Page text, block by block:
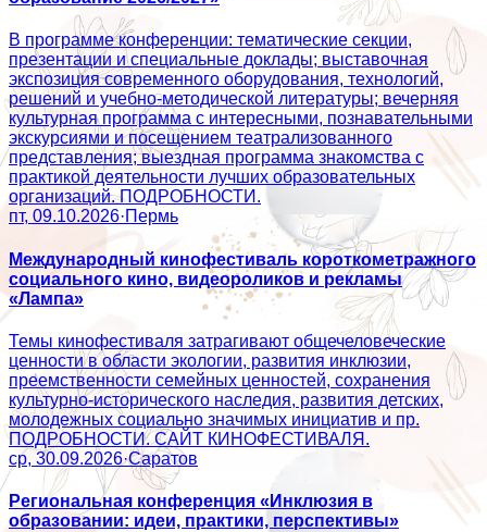
В программе конференции: тематические секции,
презентации и специальные доклады; выставочная
экспозиция современного оборудования, технологий,
решений и учебно-методической литературы; вечерняя
культурная программа с интересными, познавательными
экскурсиями и посещением театрализованного
представления; выездная программа знакомства с
практикой деятельности лучших образовательных
организаций. ПОДРОБНОСТИ.
пт, 09.10.2026·Пермь
Международный кинофестиваль короткометражного
социального кино, видеороликов и рекламы
«Лампа»
Темы кинофестиваля затрагивают общечеловеческие
ценности в области экологии, развития инклюзии,
преемственности семейных ценностей, сохранения
культурно-исторического наследия, развития детских,
молодежных социально значимых инициатив и пр.
ПОДРОБНОСТИ. САЙТ КИНОФЕСТИВАЛЯ.
ср, 30.09.2026·Саратов
Региональная конференция «Инклюзия в
образовании: идеи, практики, перспективы»